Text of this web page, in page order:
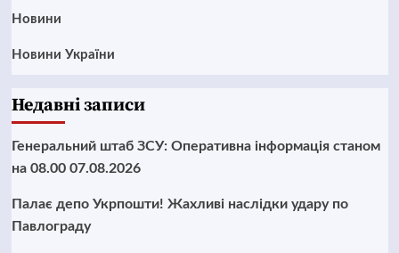
Новини
Новини України
Недавні записи
Генеральний штаб ЗСУ: Оперативна інформація станом
на 08.00 07.08.2026
Палає депо Укрпошти! Жахливі наслідки удару по
Павлограду